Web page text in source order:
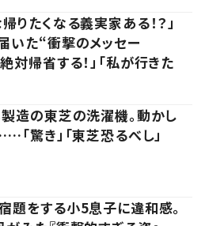
りたくなる義実家ある！？」
いた“衝撃のメッセー
対帰省する！」「私が行きた
造の東芝の洗濯機。動かし
「驚き」「東芝恐るべし」
題をする小5息子に違和感。